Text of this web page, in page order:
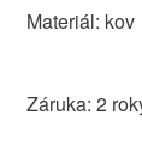
Materiál: kov
Záruka: 2